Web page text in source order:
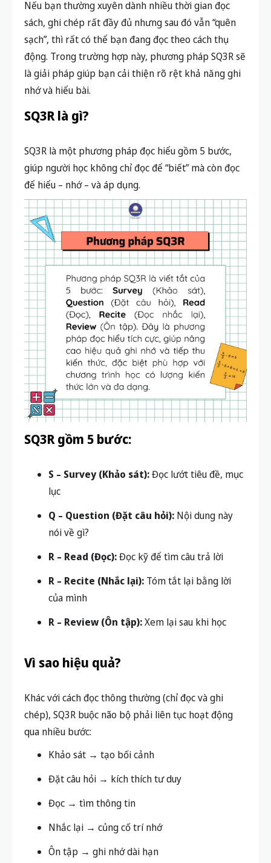
Nếu bạn thường xuyên dành nhiều thời gian đọc
sách, ghi chép rất đầy đủ nhưng sau đó vẫn “quên
sạch”, thì rất có thể bạn đang đọc theo cáchthụ
động. Trong trường hợp này, phương pháp SQ3R sẽ
là giải pháp giúp bạn cải thiện rõ rệt khả năng ghi
nhớ và hiểu bài.
SQ3R là gì?
SQ3R là một phương pháp đọc hiểu gồm 5 bước,
giúp người học không chỉ đọc để “biết” mà còn đọc
để hiểu – nhớ – và áp dụng.
SQ3R gồm 5 bước:
S – Survey (Khảo sát):Đọc lướt tiêu đề, mục
lục
Q – Question (Đặt câu hỏi): Nội dung này
nói về gì?
R – Read (Đọc):Đọc kỹ để tìm câu trả lời
R – Recite (Nhắc lại): Tóm tắt lại bằng lời
của mình
R – Review (Ôn tập):Xem lại sau khi học
Vì sao hiệu quả?
Khác với cách đọc thông thường (chỉ đọc và ghi
chép), SQ3R buộc não bộ phải liên tục hoạt động
qua nhiều bước:
Khảo sát → tạo bối cảnh
Đặt câu hỏi → kích thích tư duy
Đọc → tìm thông tin
Nhắc lại → củng cố trí nhớ
Ôn tập → ghi nhớ dài hạn